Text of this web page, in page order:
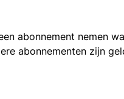
abonnement nemen
abonnementen zijn